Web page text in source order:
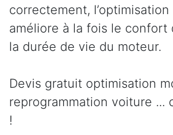
correctement,
améliore à la fois le confort
la durée de vie du moteur.
Devis gratuit optimisation
reprogrammation voiture ...
!